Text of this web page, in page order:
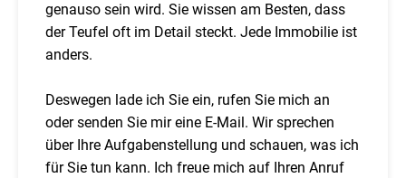
genauso sein wird. Sie wissen am Besten, dass
der Teufel oft im Detail steckt. Jede Immobilie ist
anders.
Deswegen lade ich Sie ein, rufen Sie mich an
oder senden Sie mir eine E-Mail. Wir sprechen
über Ihre Aufgabenstellung und schauen, was ich
für Sie tun kann. Ich freue mich auf Ihren Anruf